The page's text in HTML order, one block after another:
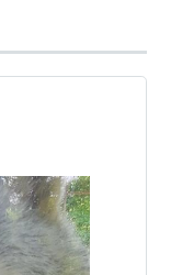
液製剤からHIVに
発症により入
」の被験者と
してきた。
で組織したギル
、姉の死後リー
め、ボス攻略の
の面影を重ね、